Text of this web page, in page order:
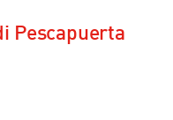
Pescapuerta